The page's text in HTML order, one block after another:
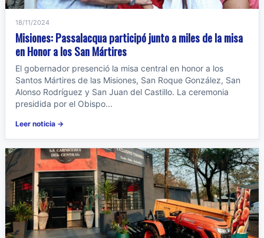
18/11/2024
Misiones: Passalacqua participó junto a miles de la misa
en Honor a los San Mártires
El gobernador presenció la misa central en honor a los
Santos Mártires de las Misiones, San Roque González, San
Alonso Rodríguez y San Juan del Castillo. La ceremonia
presidida por el Obispo...
Leer noticia →